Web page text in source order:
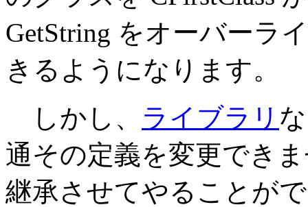
GetString をオーバーラ
きるようになります。
しかし、 ライブラリ
通その定義を変更でき
継承させてやることが